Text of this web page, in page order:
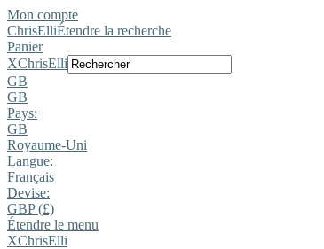
Mon compte
ChrisElliÉtendre la recherche
Panier
XChrisElli
GB
GB
Pays:
GB
Royaume-Uni
Langue:
Français
Devise:
GBP (£)
Étendre le menu
XChrisElli